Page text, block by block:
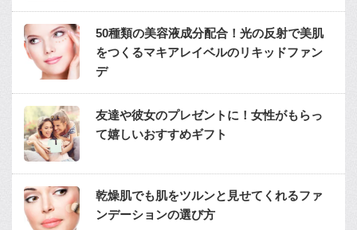
50種類の美容液成分配合！光の反射で美肌
をつくるマキアレイベルのリキッドファン
デ
友達や彼女のプレゼントに！女性がもらっ
て嬉しいおすすめギフト
乾燥肌でも肌をツルンと見せてくれるファ
ンデーションの選び方